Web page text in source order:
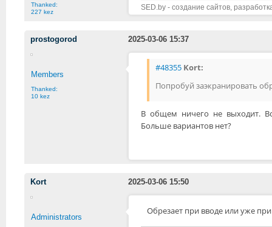
Thanked:
227 kez
SED.by - создание сайтов,
prostogorod 2025-03-06 15:37
Members
Thanked:
10 kez
#48355 Kort:
Попробуй заэкранировать
В общем ничего не выходит.
Больше вариантов нет?
Kort 2025-03-06 15:50
Administrators
Обрезает при вводе или уже